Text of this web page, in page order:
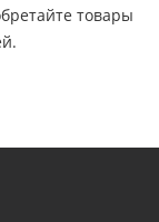
товары